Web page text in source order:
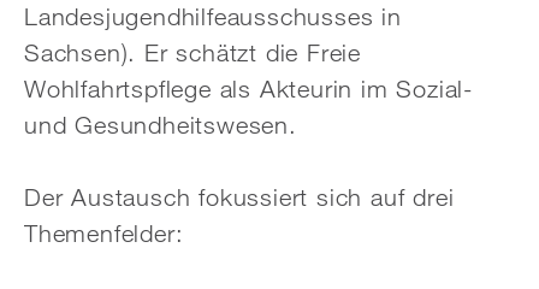
Landesjugendhilfeausschusses in
Sachsen). Er schätzt die Freie
Wohlfahrtspflege als Akteurin im Sozial-
und Gesundheitswesen.
Der Austausch fokussiert sich auf drei
Themenfelder: